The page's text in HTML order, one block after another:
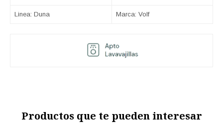
Linea: Duna Marca: Volf
Productos que te pueden interesar